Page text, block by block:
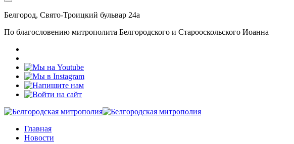
Белгород, Свято-Троицкий бульвар 24а
По благословению митрополита Белгородского и Старооскольского Иоанна
Главная
Новости